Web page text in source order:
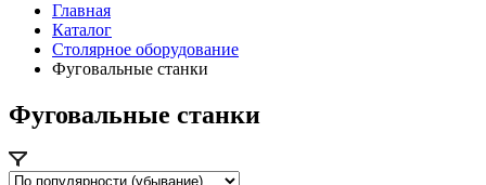
Главная
Каталог
Столярное оборудование
Фуговальные станки
Фуговальные станки